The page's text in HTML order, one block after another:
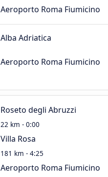
Aeroporto Roma Fiumicino
Alba Adriatica
Aeroporto Roma Fiumicino
Roseto degli Abruzzi
22 km - 0:00
Villa Rosa
181 km - 4:25
Aeroporto Roma Fiumicino